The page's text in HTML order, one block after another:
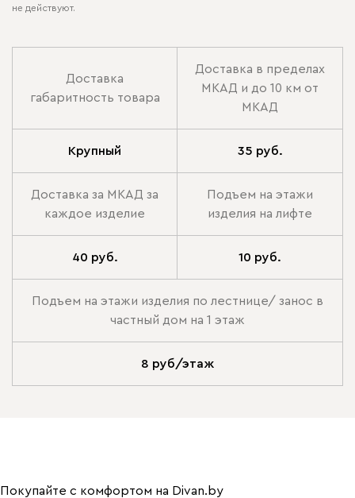
не действуют.
Доставка
габаритность товара
Доставка в пределах
МКАД и до 10 км от
МКАД
Крупный 35 руб.
Доставка за МКАД за
каждое изделие
Подъем на этажи
изделия на лифте
40 руб. 10 руб.
Подъем на этажи изделия по лестнице/ занос в
частный дом на 1 этаж
8 руб/этаж
Покупайте с комфортом на Divan.by